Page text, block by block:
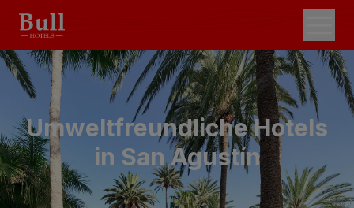
Umweltfreundliche Hotels
in San Agustín